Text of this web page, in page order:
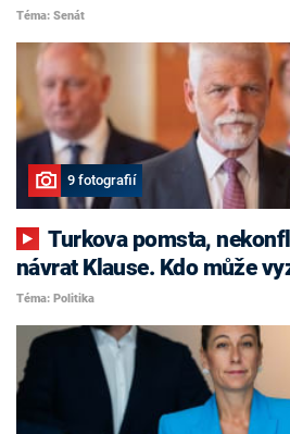
Téma: Senát
9 fotografií
Turkova pomsta, nekonfliktní Havlíček i
návrat Klause. Kdo může
Téma: Politika